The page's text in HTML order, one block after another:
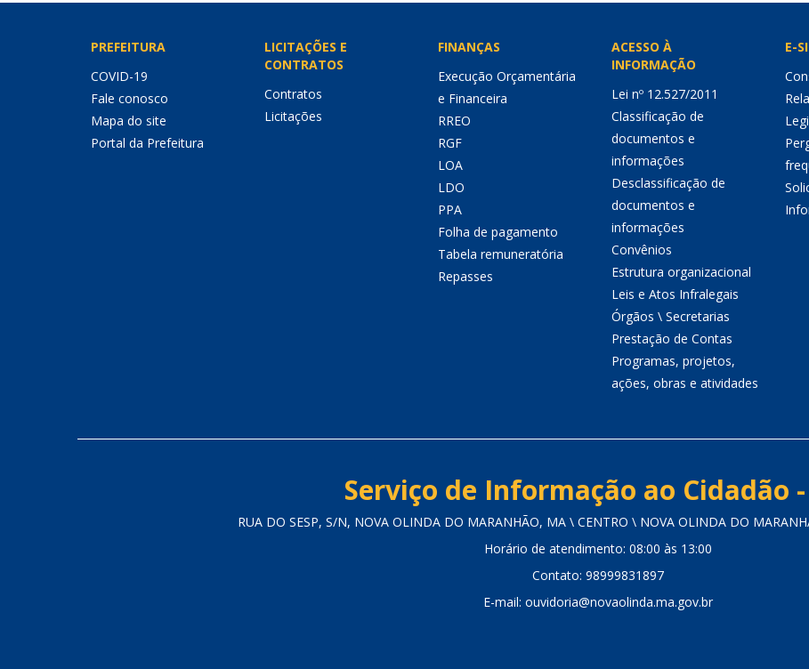
PREFEITURA
COVID-19
Fale conosco
Mapa do site
Portal da Prefeitura
LICITAÇÕES E
CONTRATOS
Contratos
Licitações
FINANÇAS
Execução Orçamentária
e Financeira
RREO
RGF
LOA
LDO
PPA
Folha de pagamento
Tabela remuneratória
Repasses
ACESSO À
INFORMAÇÃO
Lei nº 12.527/2011
Classificação de
documentos e
informações
Desclassificação de
documentos e
informações
Convênios
Estrutura organizacional
Leis e Atos Infralegais
Órgãos \ Secretarias
Prestação de Contas
Programas, projetos,
ações, obras e atividades
E-
Serviço de Informação ao Cidadão -
RUA DO SESP, S/N, NOVA OLINDA DO MARANHÃO, MA \ CENTRO \ NOVA OLINDA DO
Horário de atendimento: 08:00 às 13:00
Contato: 98999831897
E-mail: ouvidoria@novaolinda.ma.gov.br